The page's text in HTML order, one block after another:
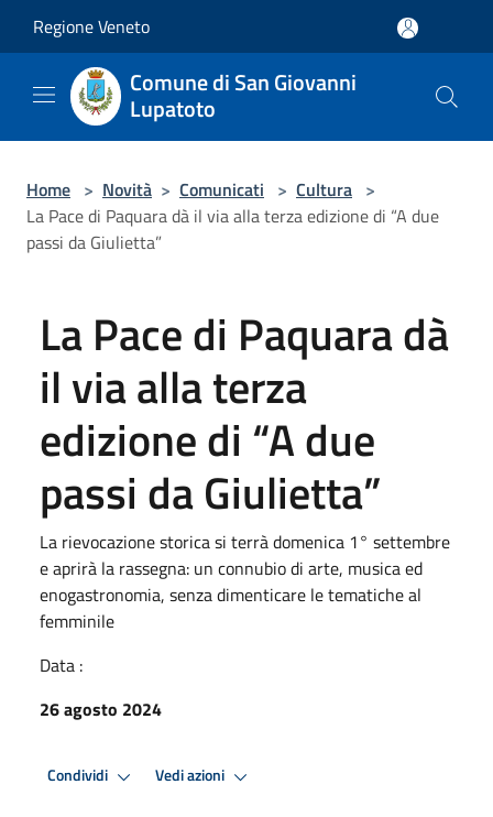
Regione Veneto
Comune di San Giovanni
Lupatoto
Home > Novità > Comunicati > Cultura >
La Pace di Paquara dà il via alla terza edizione di “A due
passi da Giulietta”
La Pace di Paquara dà
il via alla terza
edizione di “A due
passi da Giulietta”
La rievocazione storica si terrà domenica 1° settembre
e aprirà la rassegna: un connubio di arte, musica ed
enogastronomia, senza dimenticare le tematiche al
femminile
Data :
26 agosto 2024
Condividi Vedi azioni